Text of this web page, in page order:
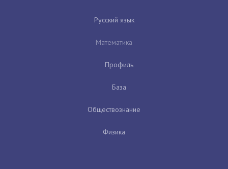
Русский язык
Математика
Профиль
База
Обществознание
Физика